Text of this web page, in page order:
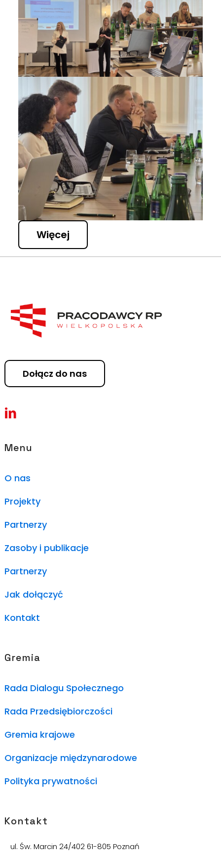
Więcej
Dołącz do nas
Menu
O nas
Projekty
Partnerzy
Zasoby i publikacje
Partnerzy
Jak dołączyć
Kontakt
Gremia
Rada Dialogu Społecznego
Rada Przedsiębiorczości
Gremia krajowe
Organizacje międzynarodowe
Polityka prywatności
Kontakt
ul. Św. Marcin 24/402 61-805 Poznań